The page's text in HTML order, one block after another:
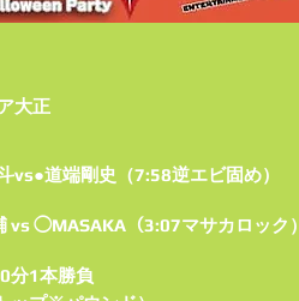
大正
道端剛史（7:58逆エビ固め）
◯MASAKA（3:07マサカロック）
分1本勝負